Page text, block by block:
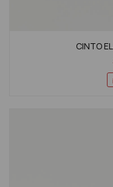
CINTO